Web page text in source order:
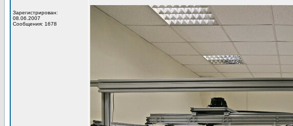
Зарегистрирован:
08.06.2007
Сообщения: 1678